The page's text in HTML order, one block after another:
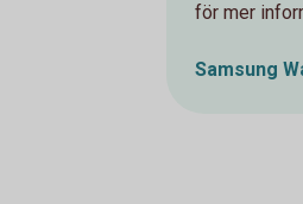
för mer
Samsung